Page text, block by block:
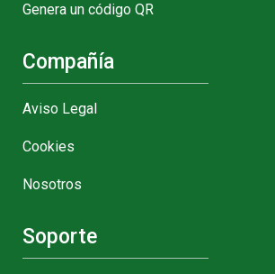
Genera un código QR
Compañía
Aviso Legal
Cookies
Nosotros
Soporte